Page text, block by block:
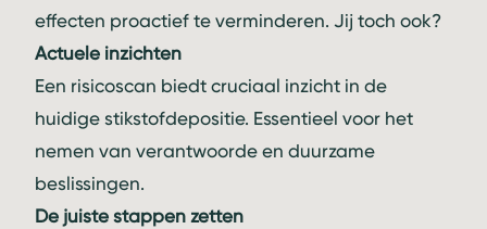
effecten proactief te verminderen. Jij toch ook?
Actuele inzichten
Een risicoscan biedt cruciaal inzicht in de
huidige stikstofdepositie. Essentieel voor het
nemen van verantwoorde en duurzame
beslissingen.
De juiste stappen zetten